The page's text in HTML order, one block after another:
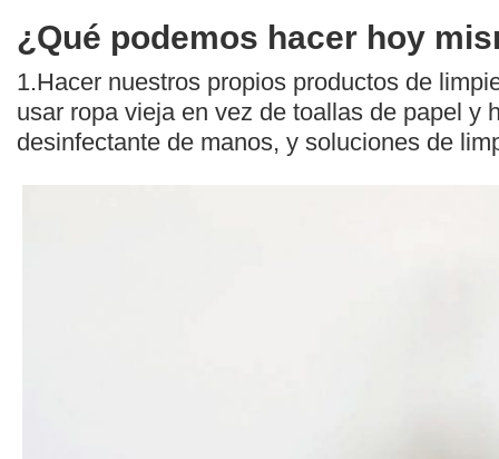
¿Qué podemos hacer hoy
1.Hacer nuestros propios productos de
usar ropa vieja en vez de toallas de papel y
desinfectante de manos, y soluciones de